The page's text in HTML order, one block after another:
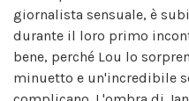
giornalista sensuale, è
durante il loro primo
bene, perché Lou lo
minuetto e un'incredibile